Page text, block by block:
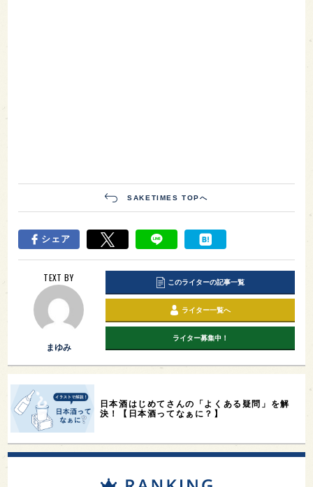
SAKETIMES TOPへ
シェア
TEXT BY
まゆみ
このライターの記事一覧
ライター一覧へ
ライター募集中！
日本酒はじめてさんの「よくある疑問」を解
決！【日本酒ってなぁに？】